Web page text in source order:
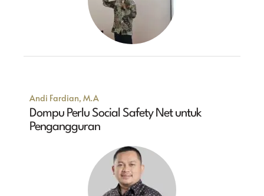
Andi Fardian, M.A
Dompu Perlu Social Safety Net untuk
Pengangguran